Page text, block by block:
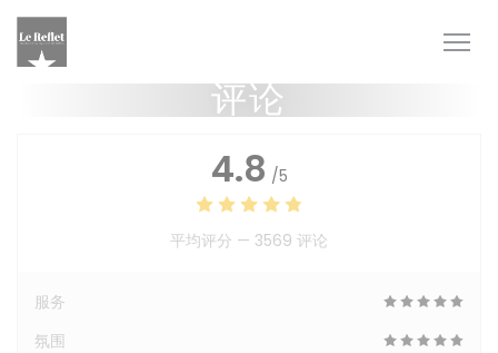
Cookie管理面板
评论
4.8 /5
平均评分 — 3569 评论
服务
氛围